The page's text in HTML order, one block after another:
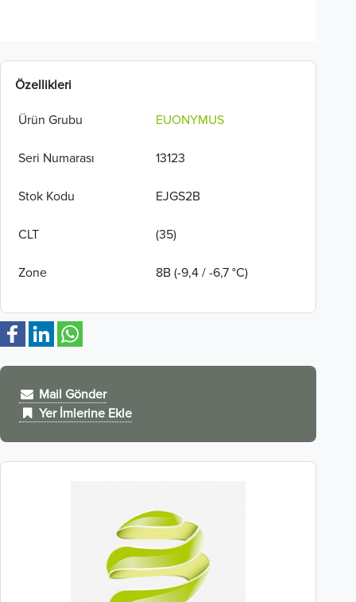
Özellikleri
Ürün Grubu EUONYMUS
Seri Numarası 13123
Stok Kodu EJGS2B
CLT (35)
Zone 8B (-9,4 / -6,7 °C)
Mail Gönder
Yer İmlerine Ekle